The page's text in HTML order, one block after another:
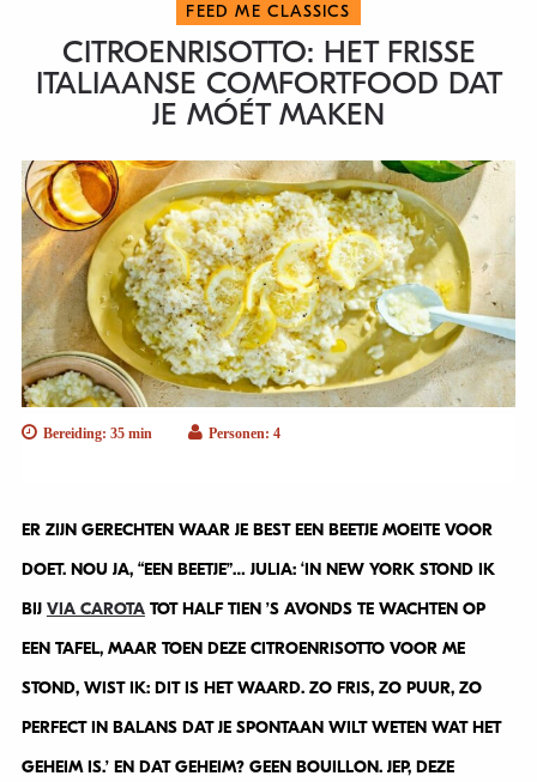
FEED ME CLASSICS
CITROENRISOTTO: HET FRISSE
ITALIAANSE COMFORTFOOD DAT
JE MÓÉT MAKEN
Bereiding: 35 min Personen: 4
ER ZIJN GERECHTEN WAAR JE BEST EEN BEETJE MOEITE VOOR
DOET. NOU JA, “EEN BEETJE”… JULIA: ‘IN NEW YORK STOND IK
BIJ VIA CAROTATOT HALF TIEN ’S AVONDS TE WACHTEN OP
EEN TAFEL, MAAR TOEN DEZE CITROENRISOTTO VOOR ME
STOND, WIST IK: DIT IS HET WAARD. ZO FRIS, ZO PUUR, ZO
PERFECT IN BALANS DAT JE SPONTAAN WILT WETEN WAT HET
GEHEIM IS.’ EN DAT GEHEIM? GEEN BOUILLON. JEP, DEZE